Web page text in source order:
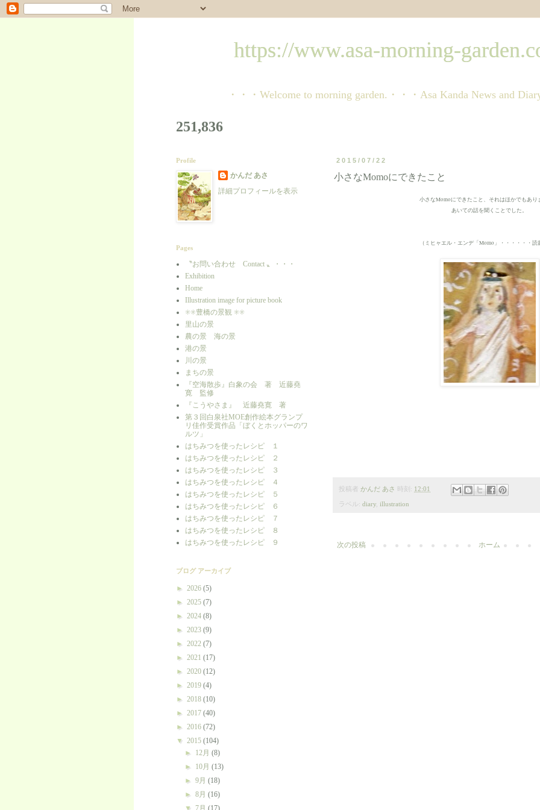
https://www.asa-morning-
・・・Welcome to morning garden.・・・Asa Kanda News and
251,836
2015/07/22
小さなMomoにできたこと
小さなMomoにできたこと、それはほかでもあり
あいての話を聞くことでした。
（ ミヒャエル・エンデ「Momo」・・・・・・読
投稿者 かんだ あさ 時刻: 12:01
ラベル: diary illustration
次の投稿 ホーム
Profile
かんだ あさ
詳細プロフィールを表示
Pages
〝お問い合わせ Contact 〟・・・
Exhibition
Home
Illustration image for picture book
✳︎✳︎豊橋の景観 ✳︎✳︎
里山の景
農の景 海の景
港の景
川の景
まちの景
『空海散歩』白象の会 著 近藤堯
寛 監修
『こうやさま』 近藤堯寛 著
第３回白泉社MOE創作絵本グランプ
リ佳作受賞作品「ぼくとホッパーのワ
ルツ」
はちみつを使ったレシピ １
はちみつを使ったレシピ ２
はちみつを使ったレシピ ３
はちみつを使ったレシピ ４
はちみつを使ったレシピ ５
はちみつを使ったレシピ ６
はちみつを使ったレシピ ７
はちみつを使ったレシピ ８
はちみつを使ったレシピ ９
ブログ アーカイブ
► 2026 (5)
► 2025 (7)
► 2024 (8)
► 2023 (9)
► 2022 (7)
► 2021 (17)
► 2020 (12)
► 2019 (4)
► 2018 (10)
► 2017 (40)
► 2016 (72)
▼ 2015 (104)
► 12月(8)
► 10月(13)
►9月(18)
►8月(16)
▼ 7月(17)